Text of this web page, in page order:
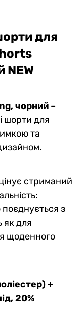
для
NEW
чорний –
шорти для
та
стриманий
з
як для
щоденного
+
20%